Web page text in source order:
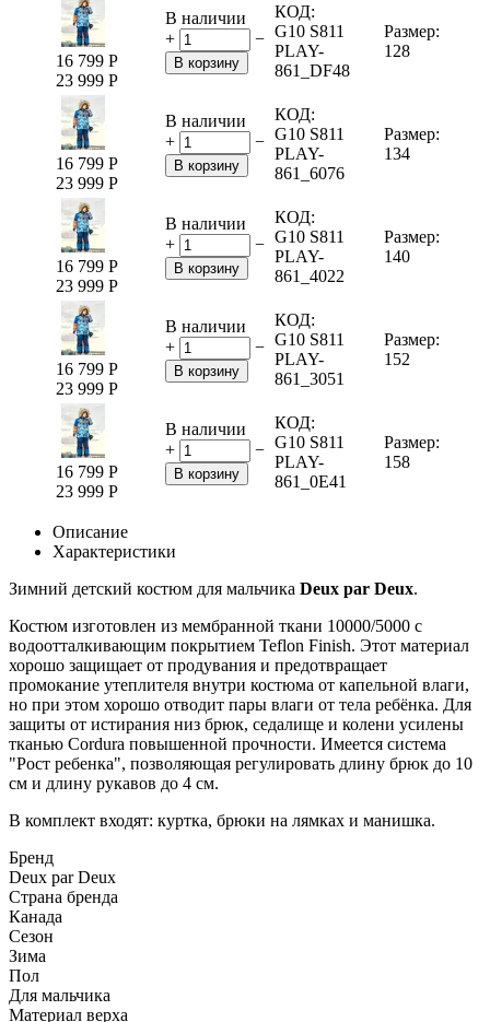
16 799 Р
23 999 Р
В наличии
+
−
В корзину
КОД:
G10 S811
PLAY-
861_DF48
Размер:
128
16 799 Р
23 999 Р
В наличии
+
−
В корзину
КОД:
G10 S811
PLAY-
861_6076
Размер:
134
16 799 Р
23 999 Р
В наличии
+
−
В корзину
КОД:
G10 S811
PLAY-
861_4022
Размер:
140
16 799 Р
23 999 Р
В наличии
+
−
В корзину
КОД:
G10 S811
PLAY-
861_3051
Размер:
152
16 799 Р
23 999 Р
В наличии
+
−
В корзину
КОД:
G10 S811
PLAY-
861_0E41
Размер:
158
Описание
Характеристики
Зимний детский костюм для мальчика Deux par Deux.
Костюм изготовлен из мембранной ткани 10000/5000 с
водоотталкивающим покрытием Teflon Finish. Этот материал
хорошо защищает от продувания и предотвращает
промокание утеплителя внутри костюма от капельной влаги,
но при этом хорошо отводит пары влаги от тела ребёнка. Для
защиты от истирания низ брюк, седалище и колени усилены
тканью Cordura повышенной прочности. Имеется система
"Рост ребенка", позволяющая регулировать длину брюк до 10
см и длину рукавов до 4 см.
В комплект входят: куртка, брюки на лямках и манишка.
Бренд
Deux par Deux
Страна бренда
Канада
Сезон
Зима
Пол
Для мальчика
Материал верха